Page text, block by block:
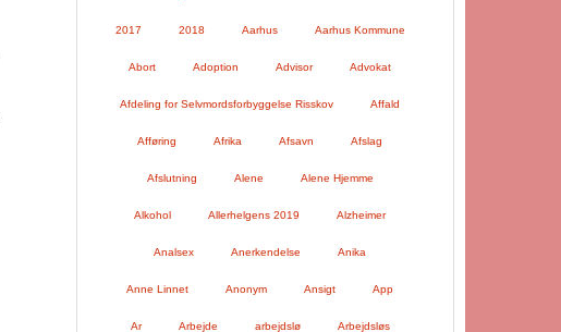
2017 2018 Aarhus Aarhus Kommune
Abort Adoption Advisor Advokat
Afdeling for Selvmordsforbyggelse Risskov Affald
Afføring Afrika Afsavn Afslag
Afslutning Alene Alene Hjemme
Alkohol Allerhelgens 2019 Alzheimer
Analsex Anerkendelse Anika
Anne Linnet Anonym Ansigt App
Ar Arbejde arbejdslø Arbejdsløs